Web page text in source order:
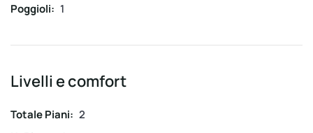
Poggioli: 1
Livelli e comfort
Totale Piani: 2